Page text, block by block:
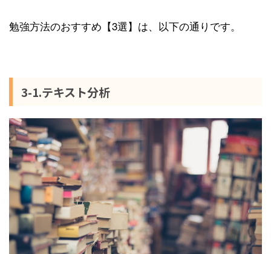
勉強方法のおすすめ【3選】は、以下の通りです。
3-1.テキスト分析